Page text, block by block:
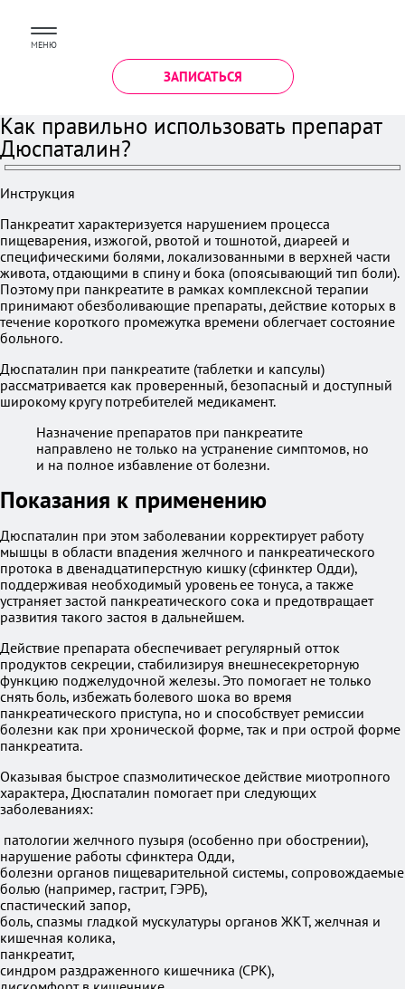
МЕНЮ
ЗАПИСАТЬСЯ
Как правильно использовать препарат
Дюспаталин?
Инструкция
Панкреатит характеризуется нарушением процесса
пищеварения, изжогой, рвотой и тошнотой, диареей и
специфическими болями, локализованными в верхней части
живота, отдающими в спину и бока (опоясывающий тип боли).
Поэтому при панкреатите в рамках комплексной терапии
принимают обезболивающие препараты, действие которых в
течение короткого промежутка времени облегчает состояние
больного.
Дюспаталин при панкреатите (таблетки и капсулы)
рассматривается как проверенный, безопасный и доступный
широкому кругу потребителей медикамент.
Назначение препаратов при панкреатите
направлено не только на устранение симптомов, но
и на полное избавление от болезни.
Показания к применению
Дюспаталин при этом заболевании корректирует работу
мышцы в области впадения желчного и панкреатического
протока в двенадцатиперстную кишку (сфинктер Одди),
поддерживая необходимый уровень ее тонуса, а также
устраняет застой панкреатического сока и предотвращает
развития такого застоя в дальнейшем.
Действие препарата обеспечивает регулярный отток
продуктов секреции, стабилизируя внешнесекреторную
функцию поджелудочной железы. Это помогает не только
снять боль, избежать болевого шока во время
панкреатического приступа, но и способствует ремиссии
болезни как при хронической форме, так и при острой форме
панкреатита.
Оказывая быстрое спазмолитическое действие миотропного
характера, Дюспаталин помогает при следующих
заболеваниях:
патологии желчного пузыря (особенно при обострении),
нарушение работы сфинктера Одди,
болезни органов пищеварительной системы, сопровождаемые
болью (например, гастрит, ГЭРБ),
спастический запор,
боль, спазмы гладкой мускулатуры органов ЖКТ, желчная и
кишечная колика,
панкреатит,
синдром раздраженного кишечника (СРК),